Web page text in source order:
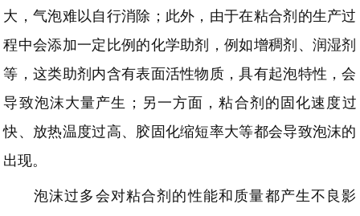
大，气泡难以自行消除；此外，由于在粘合剂的生产过
程中会添加一定比例的化学助剂，例如增稠剂、润湿剂
等，这类助剂内含有表面活性物质，具有起泡特性，会
导致泡沫大量产生；另一方面，粘合剂的固化速度过
快、放热温度过高、胶固化缩短率大等都会导致泡沫的
出现。
泡沫过多会对粘合剂的性能和质量都产生不良影